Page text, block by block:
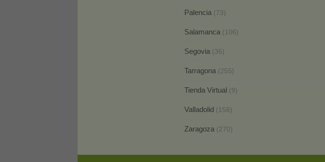
Palencia (73)
Salamanca (106)
Segovia (36)
Tarragona (255)
Tienda Virtual (9)
Valladolid (158)
Zaragoza (270)